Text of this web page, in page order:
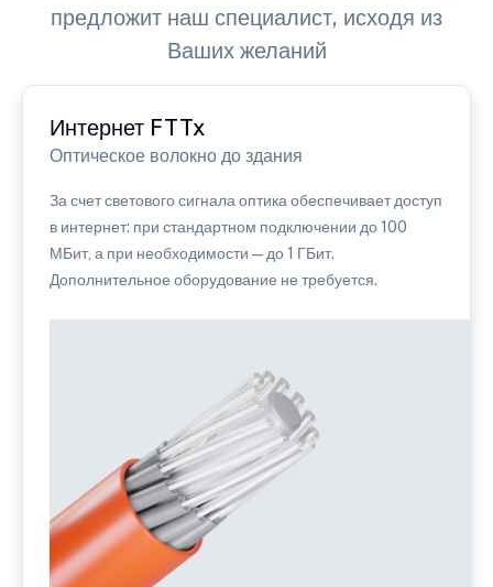
предложит наш специалист, исходя из
Ваших желаний
Интернет FTTx
Оптическое волокно до здания
За счет светового сигнала оптика обеспечивает доступ
в интернет: при стандартном подключении до 100
МБит, а при необходимости — до 1 ГБит.
Дополнительное оборудование не требуется.